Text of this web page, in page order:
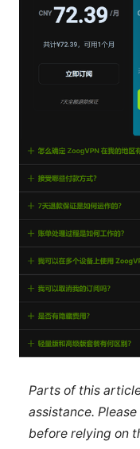
Parts of this
assistance.
before relying on